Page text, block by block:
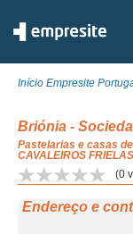
Início Empresite
Briónia -
Pastelarias e casas de
CAVALEIROS
(0
Endereço e